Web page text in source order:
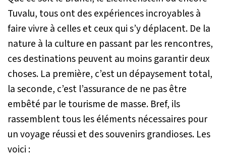
Tuvalu, tous ont des expériences incroyables à
faire vivre à celles et ceux qui s’y déplacent. De la
nature à la culture en passant par les rencontres,
ces destinations peuvent au moins garantir deux
choses. La première, c’est un dépaysement total,
la seconde, c’est l’assurance de ne pas être
embêté par le tourisme de masse. Bref, ils
rassemblent tous les éléments nécessaires pour
un voyage réussi et des souvenirs grandioses. Les
voici :